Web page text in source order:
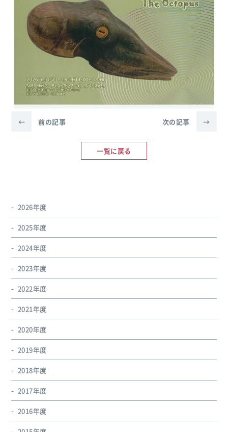
← 前の記事
一覧に戻る
次の記事 →
2026年度
2025年度
2024年度
2023年度
2022年度
2021年度
2020年度
2019年度
2018年度
2017年度
2016年度